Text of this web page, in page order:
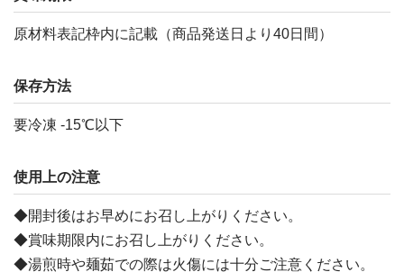
原材料表記枠内に記載（商品発送日より40日間）
保存方法
要冷凍 -15℃以下
使用上の注意
◆開封後はお早めにお召し上がりください。
◆賞味期限内にお召し上がりください。
◆湯煎時や麺茹での際は火傷には十分ご注意ください。